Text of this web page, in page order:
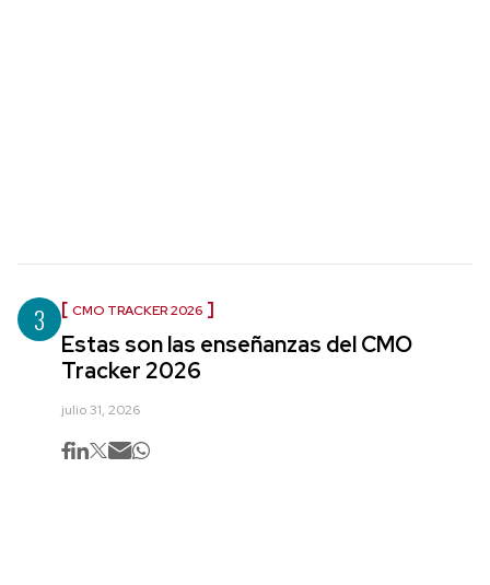
3 CMO TRACKER 2026
Estas son las enseñanzas del CMO
Tracker 2026
julio 31, 2026